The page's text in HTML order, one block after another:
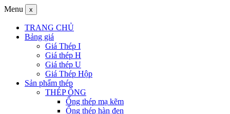
Menu x
TRANG CHỦ
Bảng giá
Giá Thép I
Giá thép H
Giá thép U
Giá Thép Hộp
Sản phẩm thép
THÉP ỐNG
Ống thép mạ kẽm
Ống thép hàn đen